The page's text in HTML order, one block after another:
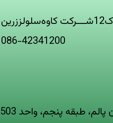
086-42341200
طبقه پنجم، واحد 503